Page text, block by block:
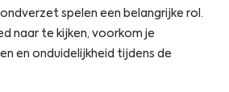
spelen een belangrijke rol.
naar te kijken, voorkom je
en onduidelijkheid tijdens de